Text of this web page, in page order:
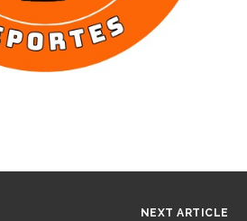
NEXT ARTICLE